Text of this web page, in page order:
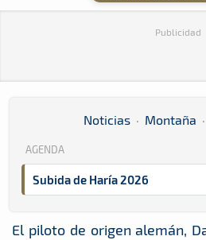
Publicidad
Noticias · Montaña ·
AGENDA
Subida de Haría 2026
El piloto de origen alemán,